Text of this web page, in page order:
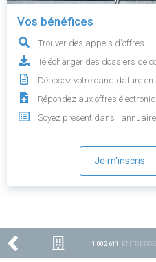
Vos bénéfices
Trouver des appels d'offres
Télécharger des dossiers de
Déposez votre candidature en
Répondez aux offres
Soyez présent dans l'annuaire
Je m'inscris
1 002 611